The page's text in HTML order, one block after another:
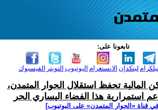
تابعونا على:
الفيسبوك التويتر اليوتيوب الانستغرام لينكدإن
المالية تحفظ استقلال الحوار المتمدن،
استمرارية هذا الفضاء اليساري الحر
قناة ‫«الحوار المتمدن» على اليوتيوب]